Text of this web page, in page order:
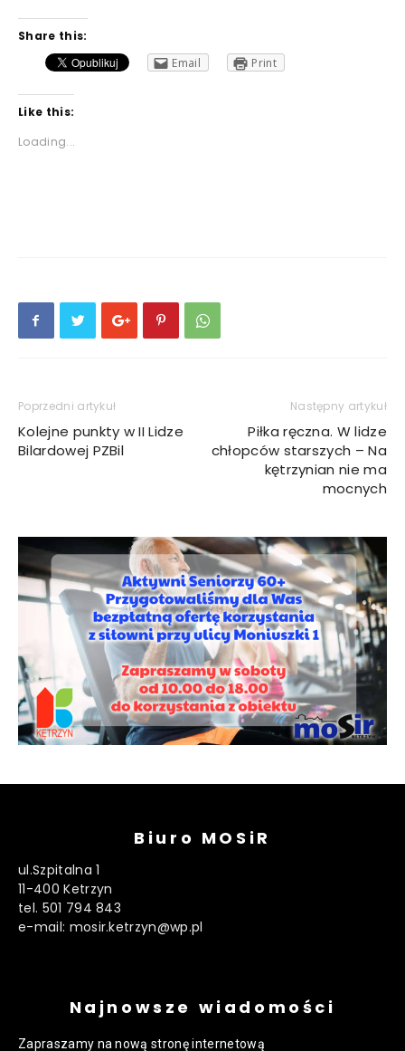
Share this:
Email
Print
Like this:
Loading...
Poprzedni artykuł
Kolejne punkty w II Lidze
Bilardowej PZBil
Następny artykuł
Piłka ręczna. W lidze
chłopców starszych – Na
kętrzynian nie ma
mocnych
Biuro MOSiR
ul.Szpitalna 1
11-400 Ketrzyn
tel. 501 794 843
e-mail: mosir.ketrzyn@wp.pl
Najnowsze wiadomości
Zapraszamy na nową stronę internetową